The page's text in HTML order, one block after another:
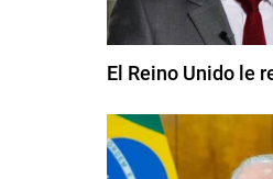
El Reino Unido le